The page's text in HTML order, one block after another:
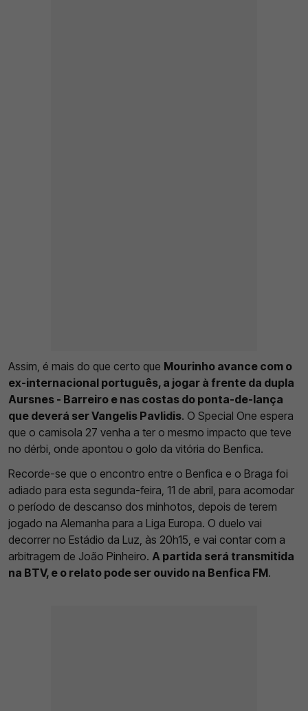
Assim, é mais do que certo que Mourinho avance com o
ex-internacional português, a jogar à frente da dupla
Aursnes - Barreiro e nas costas do ponta-de-lança
que deverá ser Vangelis Pavlidis. O Special One espera
que o camisola 27 venha a ter o mesmo impacto que teve
no dérbi, onde apontou o golo da vitória do Benfica.
Recorde-se que o encontro entre o Benfica e o Braga foi
adiado para esta segunda-feira, 11 de abril, para acomodar
o período de descanso dos minhotos, depois de terem
jogado na Alemanha para a Liga Europa. O duelo vai
decorrer no Estádio da Luz, às 20h15, e vai contar com a
arbitragem de João Pinheiro. A partida será transmitida
na BTV, e o relato pode ser ouvido na Benfica FM.